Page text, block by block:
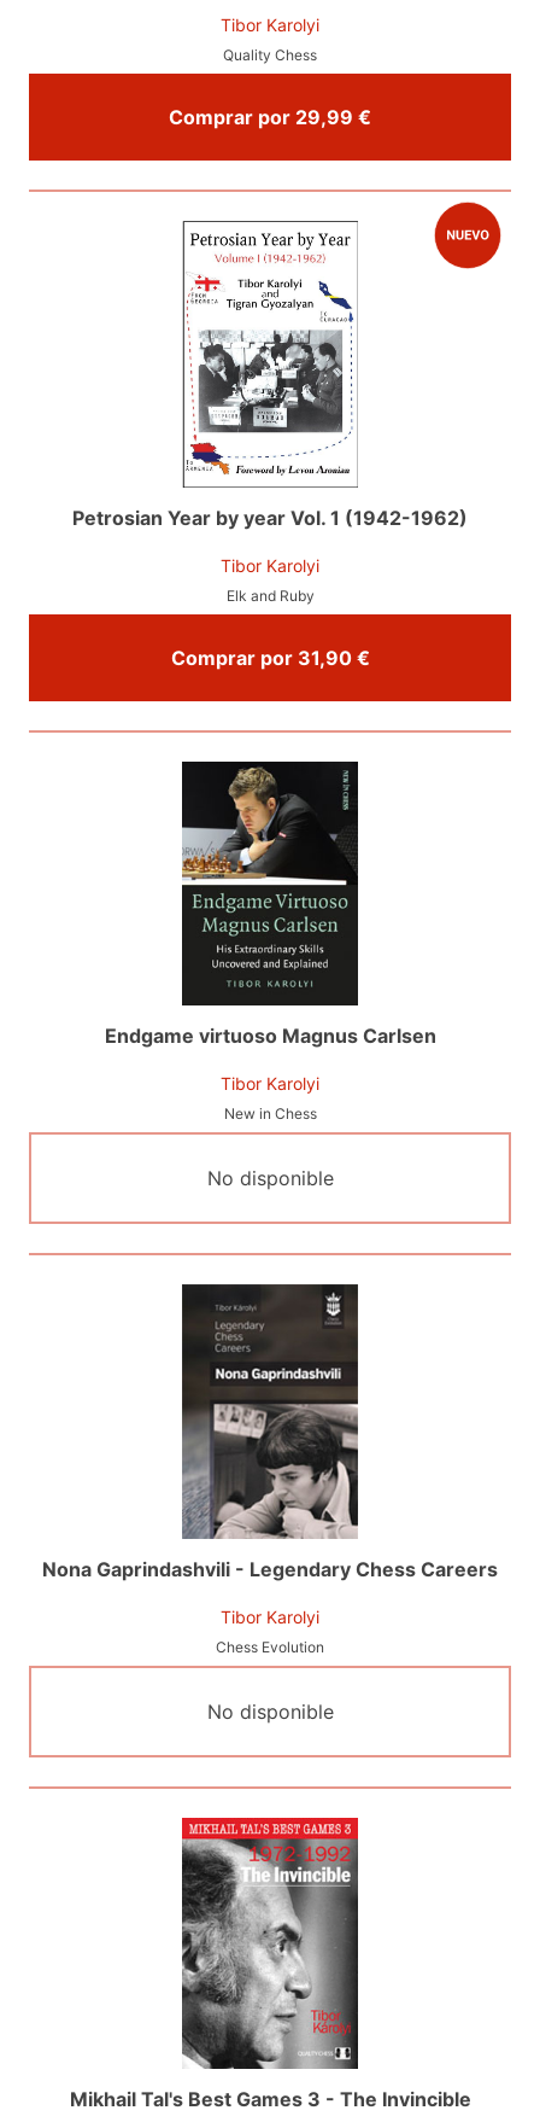
Tibor Karolyi
Quality Chess
Comprar por 29,99 €
Petrosian Year by year Vol. 1 (1942-1962)
Tibor Karolyi
Elk and Ruby
Comprar por 31,90 €
Endgame virtuoso Magnus Carlsen
Tibor Karolyi
New in Chess
No disponible
Nona Gaprindashvili - Legendary Chess Careers
Tibor Karolyi
Chess Evolution
No disponible
Mikhail Tal's Best Games 3 - The Invincible